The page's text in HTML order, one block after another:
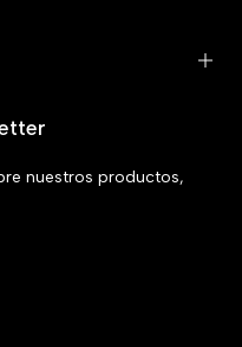
nuestros productos,